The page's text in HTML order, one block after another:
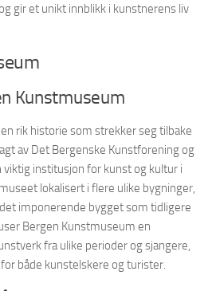
gir et unikt innblikk i kunstnerens liv
Kunstmuseum
rik historie som strekker seg tilbake
av Det Bergenske Kunstforening og
institusjon for kunst og kultur i
lokalisert i flere ulike bygninger,
imponerende bygget som tidligere
Bergen Kunstmuseum en
fra ulike perioder og sjangere,
både kunstelskere og turister.